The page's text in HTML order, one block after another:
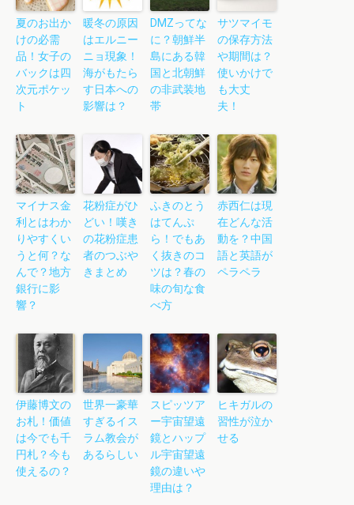
夏のお出か
けの必需
品！女子の
バックは四
次元ポケッ
ト
暖冬の原因
はエルニー
ニョ現象！
海がもたら
す日本への
影響は？
DMZってな
に？朝鮮半
島にある韓
国と北朝鮮
の非武装地
帯
サツマイモ
の保存方法
や期間は？
使いかけで
も大丈
夫！
マイナス金
利とはわか
りやすくい
うと何？な
んで？地方
銀行に影
響？
花粉症がひ
どい！嘆き
の花粉症患
者のつぶや
きまとめ
ふきのとう
はてんぷ
ら！でもあ
く抜きのコ
ツは？春の
味の旬な食
べ方
赤西仁は現
在どんな活
動を？中国
語と英語が
ペラペラ
伊藤博文の
お札！価値
は今でも千
円札？今も
使えるの？
世界一豪華
すぎるイス
ラム教会が
あるらしい
スピッツア
ー宇宙望遠
鏡とハップ
ル宇宙望遠
鏡の違いや
理由は？
ヒキガルの
習性が泣か
せる